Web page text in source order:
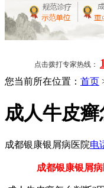
点击拨打专家热线：
您当前所在位置： 首页
成人牛皮
成都银康银屑病医院电
成都银康银屑